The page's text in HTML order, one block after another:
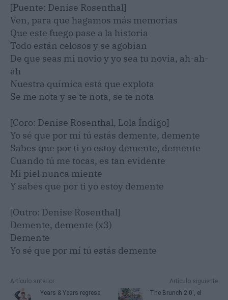
[Puente: Denise Rosenthal]
Ven, para que hagamos más memorias
Que este fuego pase a la historia
Todo están celosos y se agobian
De que seas mi novio y yo sea tu novia, ah-ah-
ah
Nuestra química está que explota
Se me nota y se te nota, se te nota
[Coro: Denise Rosenthal, Lola Índigo]
Yo sé que por mí tú estás demente, demente
Sabes que por ti yo estoy demente, demente
Cuando tú me tocas, es tan evidente
Mi piel nunca miente
Y sabes que por ti yo estoy demente
[Outro: Denise Rosenthal]
Demente, demente (x3)
Demente
Yo sé que por mí tú estás demente
Artículo anterior
Years & Years regresa
Artículo siguiente
'The Brunch 2.0', el